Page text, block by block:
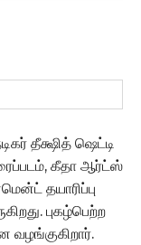
தீக்ஷித் ஷெட்டி
கீதா ஆர்ட்ஸ்
தயாரிப்பு
புகழ்பெற்ற
வழங்குகிறார்.